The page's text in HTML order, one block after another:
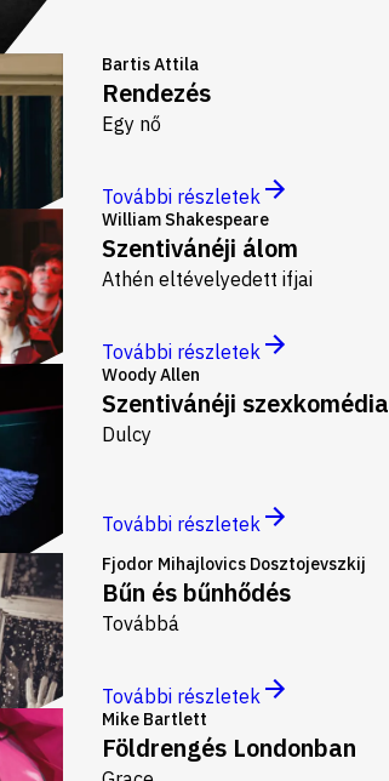
Bartis Attila
Rendezés
Egy nő
További részletek
William Shakespeare
Szentivánéji álom
Athén eltévelyedett ifjai
További részletek
Woody Allen
Szentivánéji szexkomédia
Dulcy
További részletek
Fjodor Mihajlovics Dosztojevszkij
Bűn és bűnhődés
Továbbá
További részletek
Mike Bartlett
Földrengés Londonban